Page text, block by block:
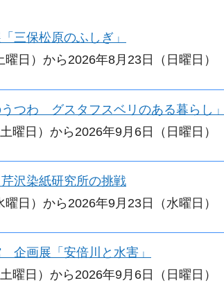
三保松原のふしぎ」
日）から2026年8月23日（日曜日）
うつわ グスタフスベリのある暮らし
曜日）から2026年9月6日（日曜日）
沢染紙研究所の挑戦
日）から2026年9月23日（水曜日）
企画展「安倍川と水害」
曜日）から2026年9月6日（日曜日）